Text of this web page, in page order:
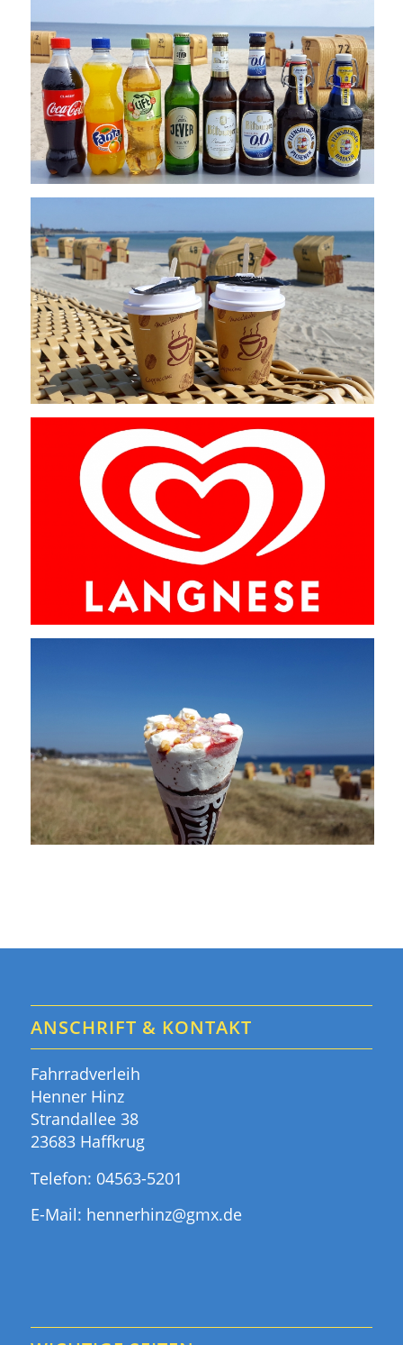
ANSCHRIFT & KONTAKT
Fahrradverleih
Henner Hinz
Strandallee 38
23683 Haffkrug
Telefon: 04563-5201
E-Mail: hennerhinz@gmx.de